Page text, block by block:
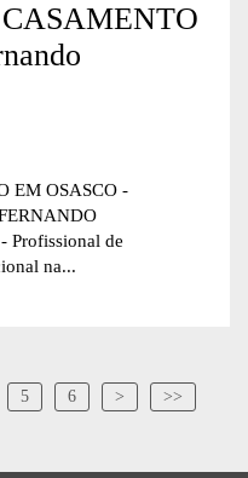
EM OSASCO -
Profissional de
na...
5 6 > >>